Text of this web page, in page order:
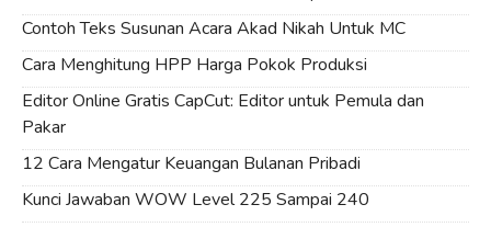
Contoh Teks Susunan Acara Akad Nikah Untuk MC
Cara Menghitung HPP Harga Pokok Produksi
Editor Online Gratis CapCut: Editor untuk Pemula dan
Pakar
12 Cara Mengatur Keuangan Bulanan Pribadi
Kunci Jawaban WOW Level 225 Sampai 240